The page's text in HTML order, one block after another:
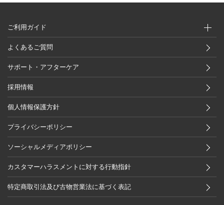
ご利用ガイド
よくあるご質問
サポート・アフターケア
採用情報
個人情報保護方針
プライバシーポリシー
ソーシャルメディアポリシー
カスタマーハラスメントに対する行動指針
特定商取引法及び古物営業法に基づく表記